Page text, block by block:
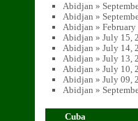
Abidjan »
Abidjan »
Abidjan »
Abidjan » July 15,
Abidjan » July 14,
Abidjan » July 13,
Abidjan » July 10,
Abidjan » July 09,
Abidjan »
Cuba